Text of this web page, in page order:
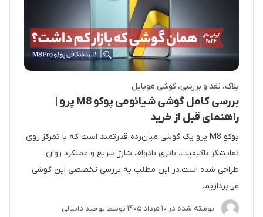
بلاگ نقد و بررسی گوشی موبایل
بررسی کامل گوشی شیائومی پوکو M8 پرو |
راهنمای قبل از خرید
پوکو M8 پرو یک گوشی میان‌رده قدرتمند است که با تمرکز روی
نمایشگر باکیفیت، باتری بادوام، شارژ سریع و عملکرد روان
طراحی شده است.در این مطلب به بررسی تخصصی این گوشی
می‌پردازیم.
نوشته شده در 10 مرداد 1405 توسط توحید دانیالی